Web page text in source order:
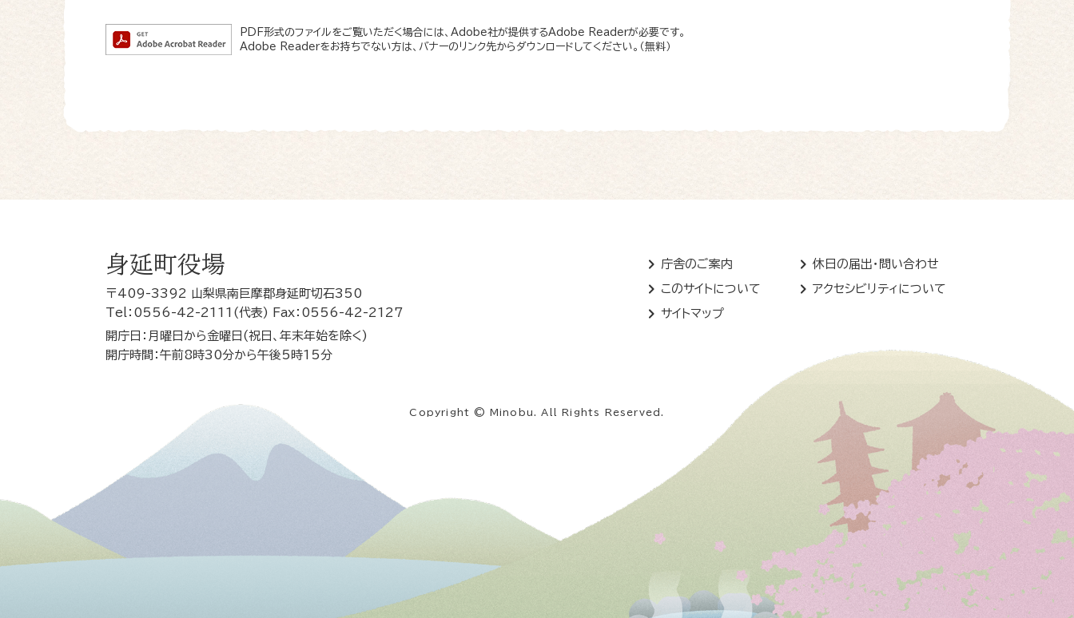
PDF形式のファイルをご覧いただく場合には、Adobe社が提供するAdobe Readerが必要です。
Adobe Readerをお持ちでない方は、バナーのリンク先からダウンロードしてください。（無料）
身延町役場
〒409-3392 山梨県南巨摩郡身延町切石350
Tel：0556-42-2111(代表) Fax：0556-42-2127
開庁日：月曜日から金曜日(祝日、年末年始を除く)
開庁時間：午前8時30分から午後5時15分
庁舎のご案内 休日の届出・問い合わせ
このサイトについて アクセシビリティについて
サイトマップ
Copyright © Minobu. All Rights Reserved.